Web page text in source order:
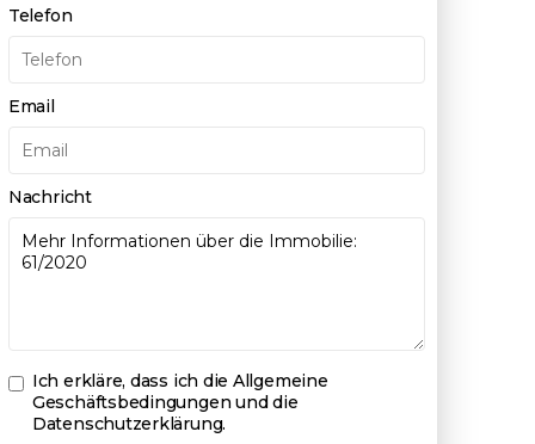
Telefon
Email
Nachricht
Ich erkläre, dass ich die Allgemeine
Geschäftsbedingungen und die
Datenschutzerklärung.